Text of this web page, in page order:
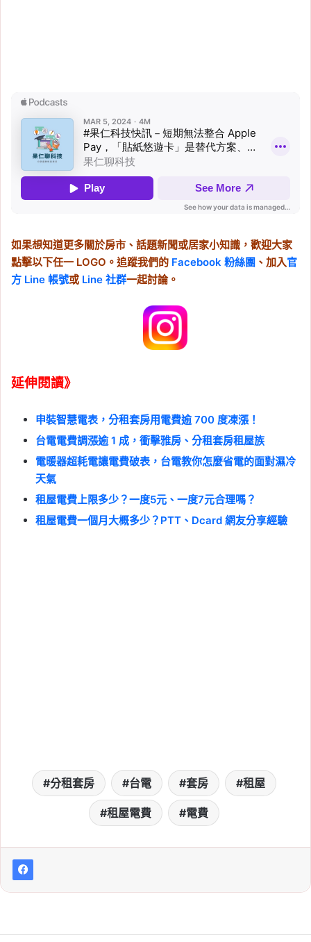
如果想知道更多關於房市、話題新聞或居家小知識，歡迎大家
點擊以下任一 LOGO。追蹤我們的 Facebook 粉絲團 、加入官
方 Line 帳號或 Line 社群一起討論。
延伸閱讀》
申裝智慧電表，分租套房用電費逾 700 度凍漲！
台電電費調漲逾 1 成，衝擊雅房、分租套房租屋族
電暖器超耗電讓電費破表，台電教你怎麼省電的面對濕冷
天氣
租屋電費上限多少？一度5元、一度7元合理嗎？
租屋電費一個月大概多少？PTT、Dcard 網友分享經驗
分租套房 台電 套房 租屋
租屋電費 電費